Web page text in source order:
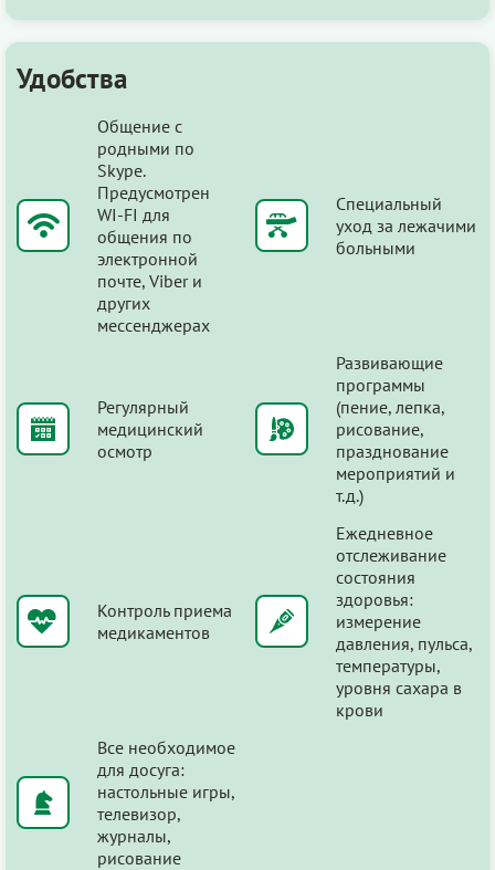
Удобства
Общение с
родными по
Skype.
Предусмотрен
WI-FI для
общения по
электронной
почте, Viber и
других
мессенджерах
Специальный
уход за лежачими
больными
Регулярный
медицинский
осмотр
Развивающие
программы
(пение, лепка,
рисование,
празднование
мероприятий и
т.д.)
Контроль приема
медикаментов
Ежедневное
отслеживание
состояния
здоровья:
измерение
давления, пульса,
температуры,
уровня сахара в
крови
Все необходимое
для досуга:
настольные игры,
телевизор,
журналы,
рисование